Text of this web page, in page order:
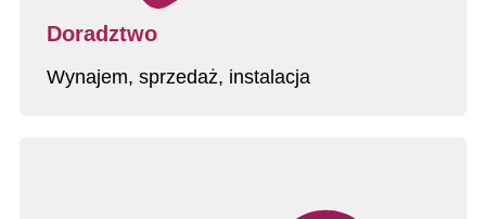
Doradztwo
Wynajem, sprzedaż, instalacja